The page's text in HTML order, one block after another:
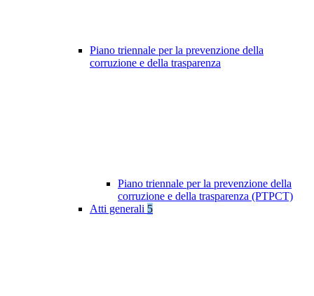
Piano triennale per la prevenzione della
corruzione e della trasparenza
Piano triennale per la prevenzione della
corruzione e della trasparenza (PTPCT)
Atti generali 5